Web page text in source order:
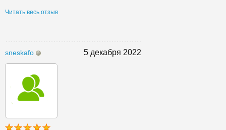
Читать весь отзыв
sneskafo 5 декабря 2022